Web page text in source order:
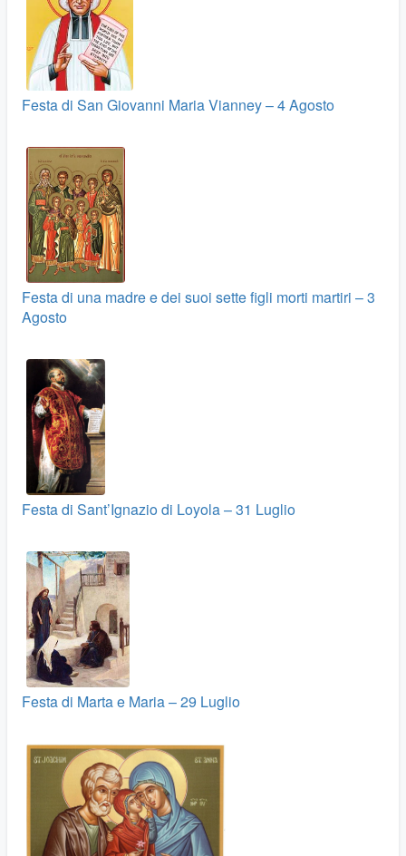
Festa di San Giovanni Maria Vianney – 4 Agosto
Festa di una madre e dei suoi sette figli morti martiri – 3
Agosto
Festa di Sant’Ignazio di Loyola – 31 Luglio
Festa di Marta e Maria – 29 Luglio